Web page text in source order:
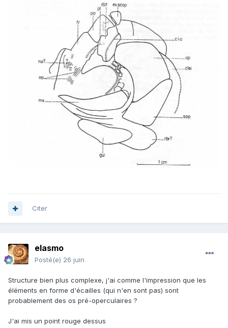
Citer
elasmo
Posté(e) 26 juin
Structure bien plus complexe, j'ai comme l'impression que les
éléments en forme d'écailles (qui n'en sont pas) sont
probablement des os pré-operculaires ?
J'ai mis un point rouge dessus